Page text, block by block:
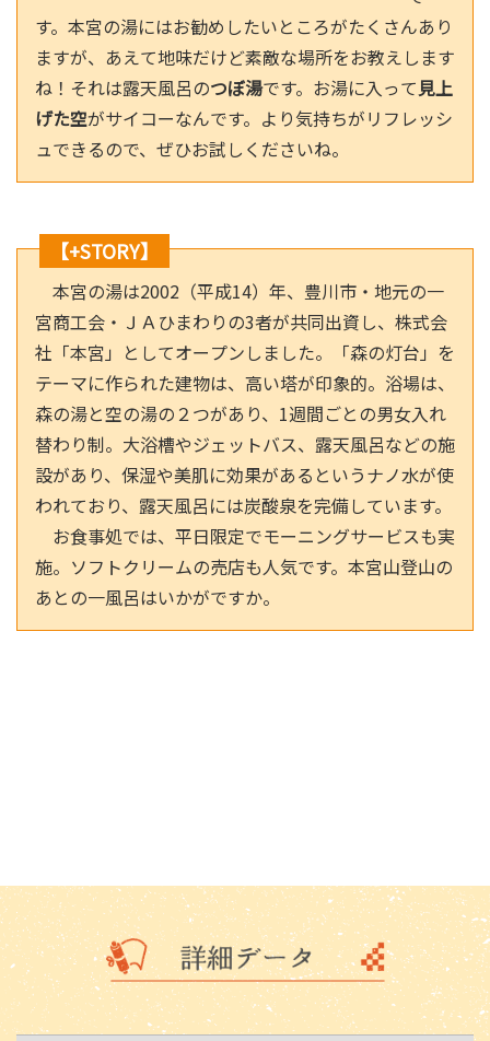
す。本宮の湯にはお勧めしたいところがたくさんあり
ますが、あえて地味だけど素敵な場所をお教えします
ね！それは露天風呂のつぼ湯です。お湯に入って見上
げた空がサイコーなんです。より気持ちがリフレッシ
ュできるので、ぜひお試しくださいね。
【+STORY】
本宮の湯は2002（平成14）年、豊川市・地元の一
宮商工会・ＪＡひまわりの3者が共同出資し、株式会
社「本宮」としてオープンしました。「森の灯台」を
テーマに作られた建物は、高い塔が印象的。浴場は、
森の湯と空の湯の２つがあり、1週間ごとの男女入れ
替わり制。大浴槽やジェットバス、露天風呂などの施
設があり、保湿や美肌に効果があるというナノ水が使
われており、露天風呂には炭酸泉を完備しています。
お食事処では、平日限定でモーニングサービスも実
施。ソフトクリームの売店も人気です。本宮山登山の
あとの一風呂はいかがですか。